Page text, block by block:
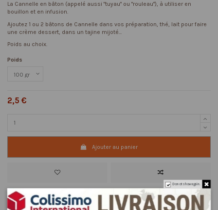
La Cannelle en bâton (appelé aussi "tuyau" ou "rouleau"), à utiliser en
bouillon et en infusion.
Ajoutez 1 ou 2 bâtons de Cannelle dans vos préparation, thé, lait pour faire
une crème dessert, dans un tajine mijoté...
Poids au choix.
Poids
2,5 €
Ajouter au panier
Do not show again.